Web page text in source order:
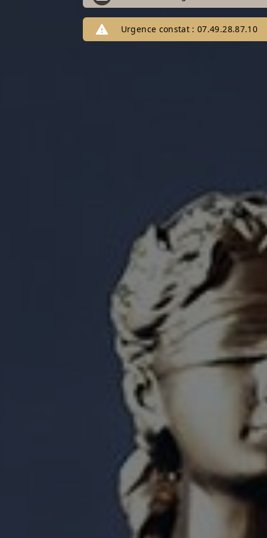
report_problem Urgence constat : 07.49.28.87.10